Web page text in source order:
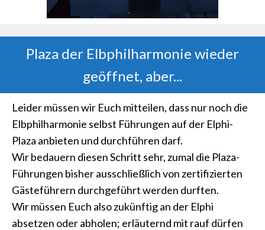
Plaza der Elbphilharmonie wieder
geöffnet, aber...
Leider müssen wir Euch mitteilen, dass nur noch die
Elbphilharmonie selbst Führungen auf der Elphi-
Plaza anbieten und durchführen darf.
Wir bedauern diesen Schritt sehr, zumal die Plaza-
Führungen bisher ausschließlich von zertifizierten
Gästeführern durchgeführt werden durften.
Wir müssen Euch also zukünftig an der Elphi
absetzen oder abholen; erläuternd mit rauf dürfen